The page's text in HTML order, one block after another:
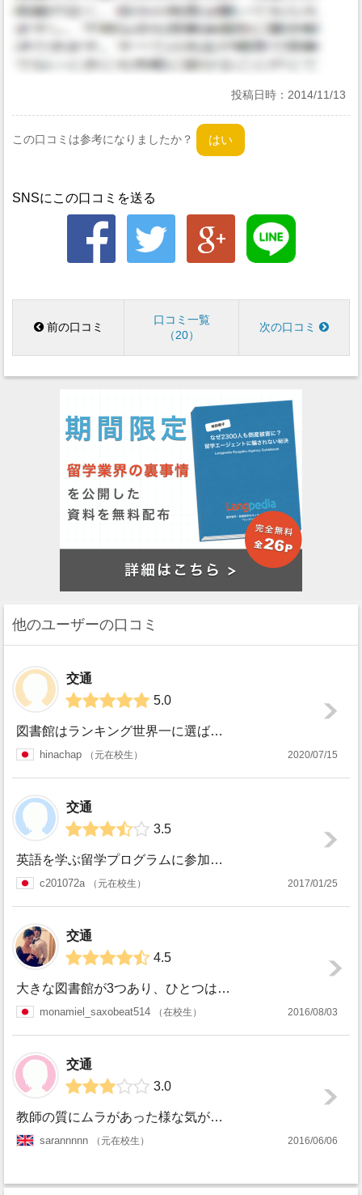
投稿日時： 2014/11/13
この口コミは参考になりましたか？
SNSにこの口コミを送る
前の口コミ
口コミ一覧
20
次の口コミ
他のユーザーの口コミ
交通
5.0
図書館はランキング世界一に選ばれたとおり、綺麗で革新的なデザインでした。２４時間開いていたのでレポートなどで忙しい時期は重宝していました。建物は街中に散在...
hinachap 元在校生 2020/07/15
交通
3.5
英語を学ぶ留学プログラムに参加したため、日本人が多く、英語を学ぶためにベストな環境であったとは言えません。しかし、英語で学ぶにはとても良い大学だと思います...
c201072a 元在校生 2017/01/25
交通
4.5
大きな図書館が3つあり、ひとつは去年の秋から開始した新しい建物。 24時間空いており、シャワー室、カフェも併設されているICはいつも生徒でいっぱい。特にレ...
monamiel_saxobeat514 在校生 2016/08/03
交通
3.0
教師の質にムラがあった様な気がする また韓国中国日本からの人しかいなく、教師がそれに対して嫌そうな顔をするのが目立った。 街は利用しやすく小さい。アクセス...
sarannnnn 元在校生 2016/06/06